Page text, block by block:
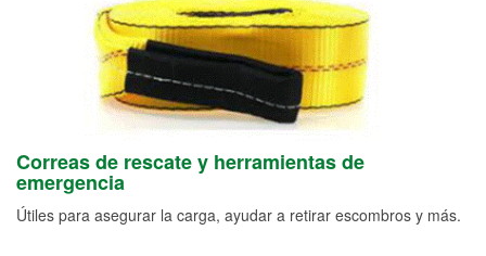
Correas de rescate y herramientas de
emergencia
Útiles para asegurar la carga, ayudar a retirar escombros y más.